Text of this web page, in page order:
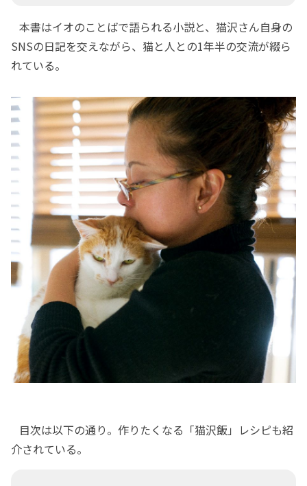
本書はイオのことばで語られる小説と、猫沢さん自身の
SNSの日記を交えながら、猫と人との1年半の交流が綴ら
れている。
目次は以下の通り。作りたくなる「猫沢飯」レシピも紹
介されている。